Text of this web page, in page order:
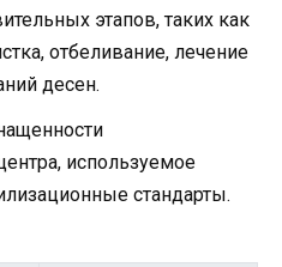
этапов, таких как
отбеливание, лечение
десен.
используемое
стандарты.